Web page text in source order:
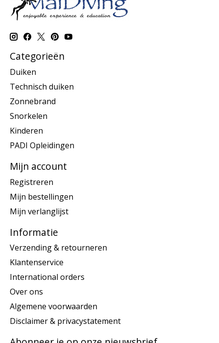
Categorieën
Duiken
Technisch duiken
Zonnebrand
Snorkelen
Kinderen
PADI Opleidingen
Mijn account
Registreren
Mijn bestellingen
Mijn verlanglijst
Informatie
Verzending & retourneren
Klantenservice
International orders
Over ons
Algemene voorwaarden
Disclaimer & privacystatement